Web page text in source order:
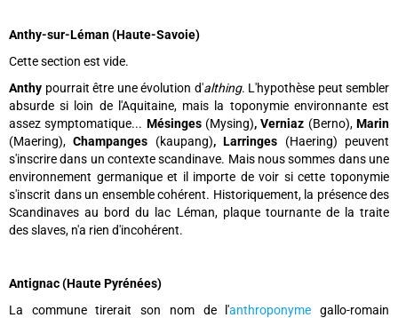
Anthy-sur-Léman (Haute-Savoie)
Cette section est vide.
Anthy pourrait être une évolution d'althing. L'hypothèse peut sembler
absurde si loin de l'Aquitaine, mais la toponymie environnante est
assez symptomatique... Mésinges(Mysing), Verniaz (Berno),Marin
(Maering), Champanges (kaupang), Larringes (Haering) peuvent
s'inscrire dans un contexte scandinave. Mais nous sommes dans une
environnement germanique et il importe de voir si cette toponymie
s'inscrit dans un ensemble cohérent. Historiquement, la présence des
Scandinaves au bord du lac Léman, plaque tournante de la traite
des slaves, n'a rien d'incohérent.
Antignac (Haute Pyrénées)
La commune tirerait son nom de l'anthroponyme gallo-romain